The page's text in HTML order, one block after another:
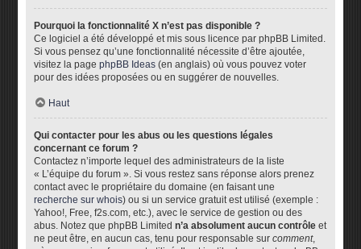
Pourquoi la fonctionnalité X n’est pas disponible ?
Ce logiciel a été développé et mis sous licence par phpBB Limited.
Si vous pensez qu’une fonctionnalité nécessite d’être ajoutée,
visitez la pagephpBB Ideas (en anglais) où vous pouvez voter
pour des idées proposées ou en suggérer de nouvelles.
Haut
Qui contacter pour les abus ou les questions légales
concernant ce forum ?
Contactez n’importe lequel des administrateurs de la liste
« L’équipe du forum ». Si vous restez sans réponse alors prenez
contact avec le propriétaire du domaine (en faisant une
recherche sur whois) ou si un service gratuit est utilisé (exemple :
Yahoo!, Free, f2s.com, etc.), avec le service de gestion ou des
abus. Notez que phpBB Limitedn’a absolument aucun contrôle et
ne peut être, en aucun cas, tenu pour responsable surcomment,